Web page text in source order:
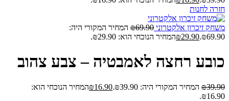
חזרה לחנות
משחק זיכרון אלקטרוני ₪69.90
המחיר המקורי היה:
₪69.90.
₪29.90 המחיר הנוכחי הוא: ₪29.90.
כובע רחצה לאמבטיה – צבע צהוב
₪39.90 המחיר המקורי היה: ₪39.90. ₪16.90
המחיר הנוכחי הוא:
₪16.90.